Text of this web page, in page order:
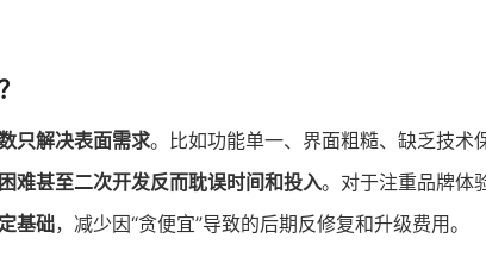
只解决表面需求。比如功能单一、界面粗糙、缺乏技术
难甚至二次开发反而耽误时间和投入。对于注重品牌体
基础，减少因“贪便宜”导致的后期反修复和升级费用。